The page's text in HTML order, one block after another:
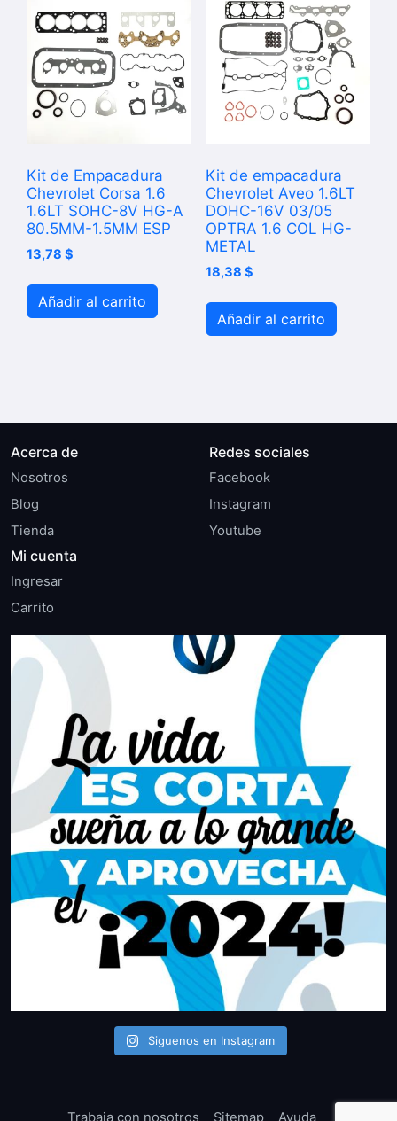
Kit de Empacadura
Chevrolet Corsa 1.6
1.6LT SOHC-8V HG-A
80.5MM-1.5MM ESP
13,78 $
Añadir al carrito
Kit de empacadura
Chevrolet Aveo 1.6LT
DOHC-16V 03/05
OPTRA 1.6 COL HG-
METAL
18,38 $
Añadir al carrito
Acerca de
Nosotros
Blog
Tienda
Redes sociales
Facebook
Instagram
Youtube
Mi cuenta
Ingresar
Carrito
Siguenos en Instagram
Trabaja con nosotros Sitemap Ayuda